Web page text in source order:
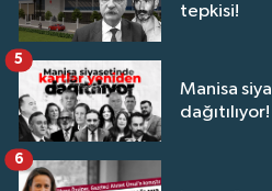
tepkisi!
Manisa
dağıtılıyor!
5
6